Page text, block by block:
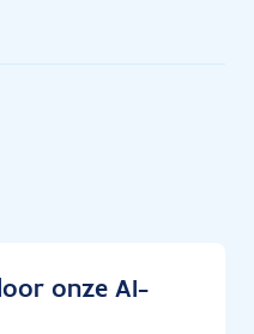
onze AI-